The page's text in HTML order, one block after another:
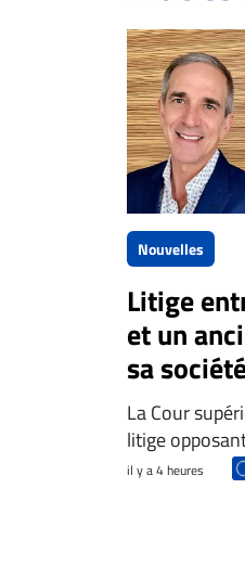
Nouvelles
Litige
et un
sa
La Cour
litige
il y a 4 heures